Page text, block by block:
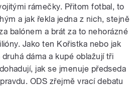
rámečky. Přitom fotbal, to
a jak řekla jedna z nich, stejně
balónem a brát za to nehorázné
Jako ten Kořistka nebo jak
dáma a kupé oblažují tři
jak se jmenuje předseda
ODS zřejmě vrací debatu